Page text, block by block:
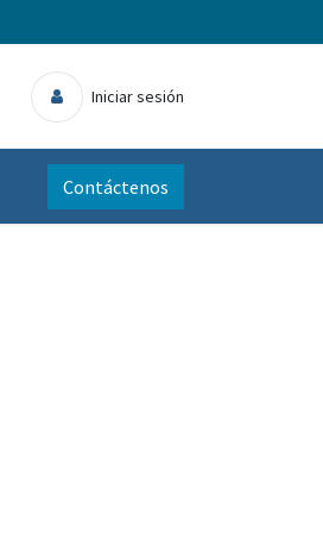
Iniciar sesión
Contáctenos